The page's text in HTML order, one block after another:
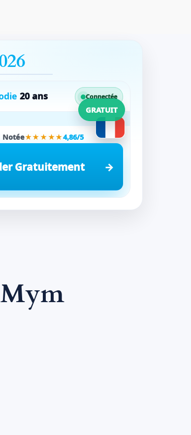
20 ans Connectée
GRATUIT
Notée★★★★★4,86/5
Gratuitement